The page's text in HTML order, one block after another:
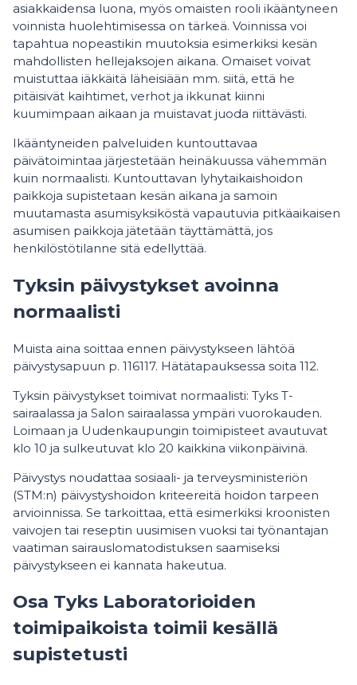
asiakkaidensa luona, myös omaisten rooli ikääntyneen
voinnista huolehtimisessa on tärkeä. Voinnissa voi
tapahtua nopeastikin muutoksia esimerkiksi kesän
mahdollisten hellejaksojen aikana. Omaiset voivat
muistuttaa iäkkäitä läheisiään mm. siitä, että he
pitäisivät kaihtimet, verhot ja ikkunat kiinni
kuumimpaan aikaan ja muistavat juoda riittävästi.
Ikääntyneiden palveluiden kuntouttavaa
päivätoimintaa järjestetään heinäkuussa vähemmän
kuin normaalisti. Kuntouttavan lyhytaikaishoidon
paikkoja supistetaan kesän aikana ja samoin
muutamasta asumisyksiköstä vapautuvia pitkäaikaisen
asumisen paikkoja jätetään täyttämättä, jos
henkilöstötilanne sitä edellyttää.
Tyksin päivystykset avoinna
normaalisti
Muista aina soittaa ennen päivystykseen lähtöä
päivystysapuun p. 116117. Hätätapauksessa soita 112.
Tyksin päivystykset toimivat normaalisti: Tyks T-
sairaalassa ja Salon sairaalassa ympäri vuorokauden.
Loimaan ja Uudenkaupungin toimipisteet avautuvat
klo 10 ja sulkeutuvat klo 20 kaikkina viikonpäivinä.
Päivystys noudattaa sosiaali- ja terveysministeriön
(STM:n) päivystyshoidon kriteereitä hoidon tarpeen
arvioinnissa. Se tarkoittaa, että esimerkiksi kroonisten
vaivojen tai reseptin uusimisen vuoksi tai työnantajan
vaatiman sairauslomatodistuksen saamiseksi
päivystykseen ei kannata hakeutua.
Osa Tyks Laboratorioiden
toimipaikoista toimii kesällä
supistetusti